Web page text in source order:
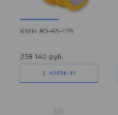
КМН 80-65-175
238 140 руб.
В КОРЗИНУ